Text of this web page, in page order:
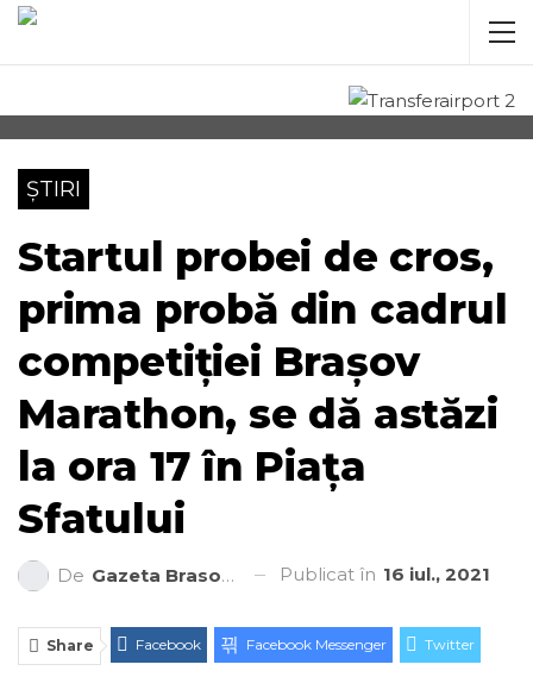
ȘTIRI
Startul probei de cros,
prima probă din cadrul
competiției Brașov
Marathon, se dă astăzi
la ora 17 în Piața
Sfatului
De Gazeta Brasovului Publicat în 16 iul., 2021
Share Facebook Facebook Messenger Twitter